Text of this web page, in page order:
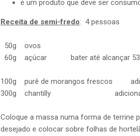
é um produto que deve ser
Receita de semi-fredo: 4 pessoas
50g ovos
60g açúcar bater até alcançar 53°C,
100g purê de morangos frescos
300g chantilly adicionar
Coloque a massa numa forma de terrine
desejado e colocar sobre folhas de